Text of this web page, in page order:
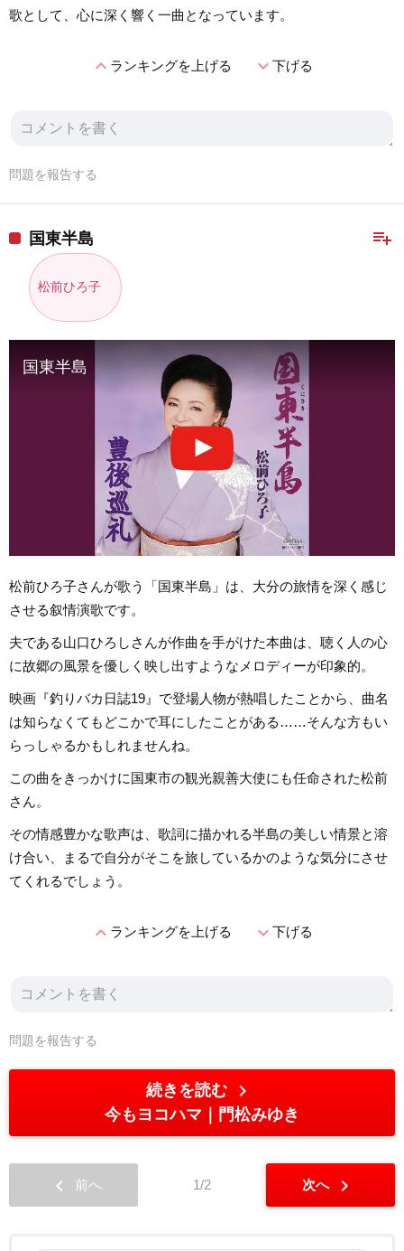
歌として、心に深く響く一曲となっています。
expand_lessランキングを上げる expand_more下げる
問題を報告する
playlist_add
国東半島
松前ひろ子
国東半島
松前ひろ子さんが歌う「国東半島」は、大分の旅情を深く感じ
させる叙情演歌です。
夫である山口ひろしさんが作曲を手がけた本曲は、聴く人の心
に故郷の風景を優しく映し出すようなメロディーが印象的。
映画『釣りバカ日誌19』で登場人物が熱唱したことから、曲名
は知らなくてもどこかで耳にしたことがある……そんな方もい
らっしゃるかもしれませんね。
この曲をきっかけに国東市の観光親善大使にも任命された松前
さん。
その情感豊かな歌声は、歌詞に描かれる半島の美しい情景と溶
け合い、まるで自分がそこを旅しているかのような気分にさせ
てくれるでしょう。
expand_lessランキングを上げる expand_more下げる
問題を報告する
続きを読む chevron_right
今もヨコハマ 門松みゆき
chevron_left 前へ 1/2 次へ chevron_right